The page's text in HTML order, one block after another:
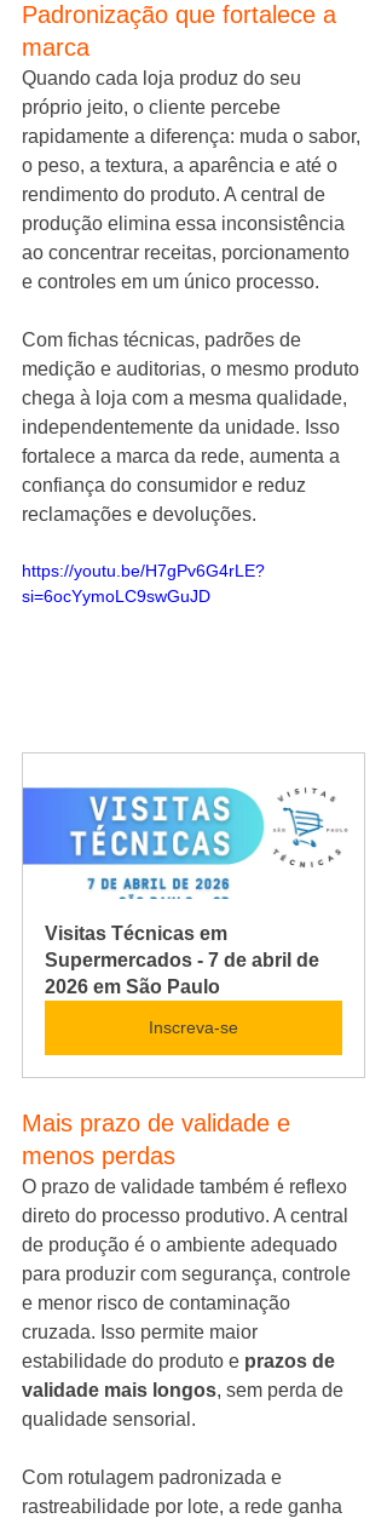
Padronização que fortalece a
marca
Quando cada loja produz do seu
próprio jeito, o cliente percebe
rapidamente a diferença: muda o sabor,
o peso, a textura, a aparência e até o
rendimento do produto. A central de
produção elimina essa inconsistência
ao concentrar receitas, porcionamento
e controles em um único processo.
Com fichas técnicas, padrões de
medição e auditorias, o mesmo produto
chega à loja com a mesma qualidade,
independentemente da unidade. Isso
fortalece a marca da rede, aumenta a
confiança do consumidor e reduz
reclamações e devoluções.
https://youtu.be/H7gPv6G4rLE?
si=6ocYymoLC9swGuJD
Visitas Técnicas em
Supermercados - 7 de abril de
2026 em São Paulo
Inscreva-se
Mais prazo de validade e
menos perdas
O prazo de validade também é reflexo
direto do processo produtivo. A central
de produção é o ambiente adequado
para produzir com segurança, controle
e menor risco de contaminação
cruzada. Isso permite maior
estabilidade do produto e prazos de
validade mais longos, sem perda de
qualidade sensorial.
Com rotulagem padronizada e
rastreabilidade por lote, a rede ganha